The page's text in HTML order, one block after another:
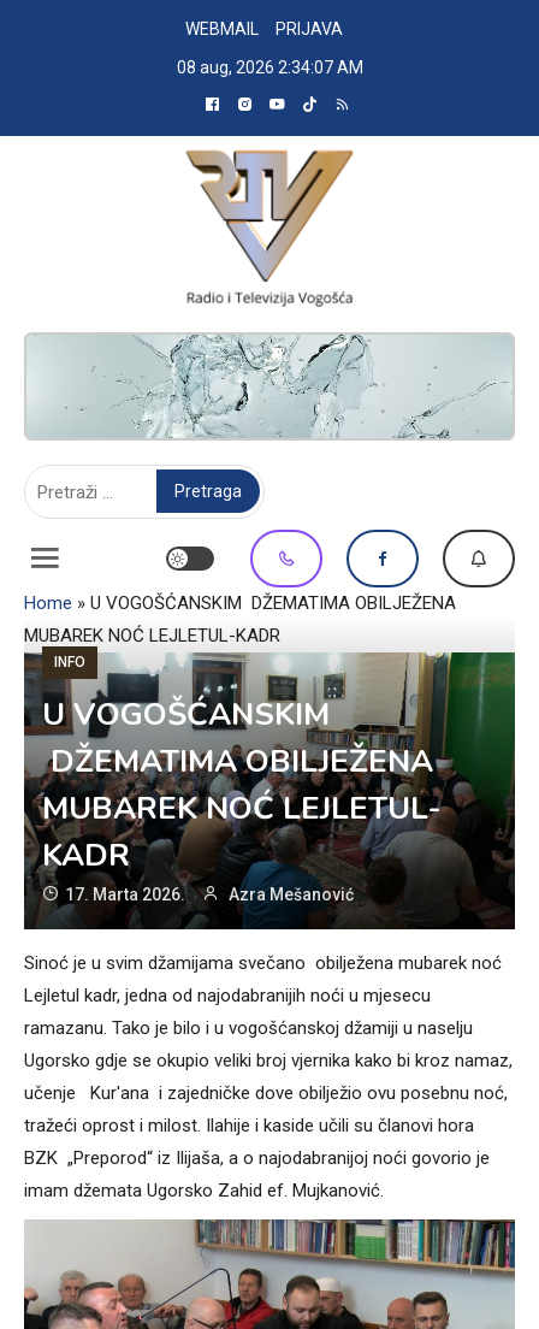
WEBMAIL
PRIJAVA
08 aug, 2026 2:34:08 AM
RADIO TELEVIZIJA VOGOŠĆA
Home » U VOGOŠĆANSKIM DŽEMATIMA OBILJEŽENA
MUBAREK NOĆ LEJLETUL-KADR
INFO
U VOGOŠĆANSKIM
DŽEMATIMA OBILJEŽENA
MUBAREK NOĆ LEJLETUL-
KADR
17. Marta 2026. Azra Mešanović
Sinoć je u svim džamijama svečano obilježena mubarek noć
Lejletul kadr, jedna od najodabranijih noći u mjesecu
ramazanu. Tako je bilo i u vogošćanskoj džamiji u naselju
Ugorsko gdje se okupio veliki broj vjernika kako bi kroz namaz,
učenje Kur'ana i zajedničke dove obilježio ovu posebnu noć,
tražeći oprost i milost. Ilahije i kaside učili su članovi hora
BZK „Preporod“ iz Ilijaša, a o najodabranijoj noći govorio je
imam džemata Ugorsko Zahid ef. Mujkanović.